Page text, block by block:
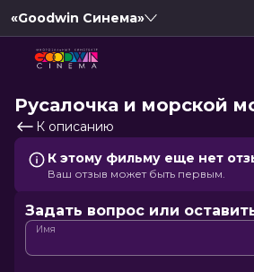
«Goodwin Синема»
Русалочка и морской
К описанию
К этому фильму еще нет
Ваш отзыв может быть первым.
Задать вопрос или
Имя